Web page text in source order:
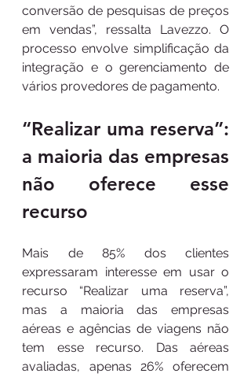
conversão de pesquisas de preços
em vendas”, ressalta Lavezzo. O
processo envolve simplificação da
integração e o gerenciamento de
vários provedores de pagamento.
“Realizar uma reserva”:
a maioria das empresas
não oferece esse
recurso
Mais de 85% dos clientes
expressaram interesse em usar o
recurso “Realizar uma reserva”,
mas a maioria das empresas
aéreas e agências de viagens não
tem esse recurso. Das aéreas
avaliadas, apenas 26% oferecem